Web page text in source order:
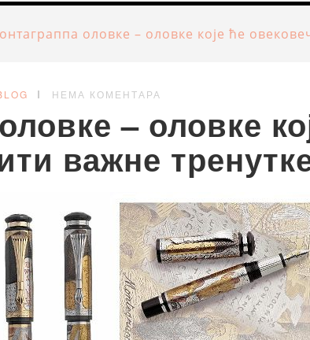
оловке – оловке које ће
НЕМА КОМЕНТАРА
– оловке
важне